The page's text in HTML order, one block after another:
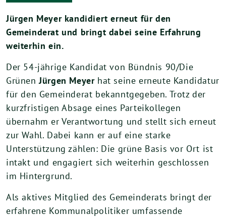
Jürgen Meyer kandidiert erneut für den
Gemeinderat und bringt dabei seine Erfahrung
weiterhin ein.
Der 54-jährige Kandidat von Bündnis 90/Die
GrünenJürgen Meyer hat seine erneute Kandidatur
für den Gemeinderat bekanntgegeben. Trotz der
kurzfristigen Absage eines Parteikollegen
übernahm er Verantwortung und stellt sich erneut
zur Wahl. Dabei kann er auf eine starke
Unterstützung zählen: Die grüne Basis vor Ort ist
intakt und engagiert sich weiterhin geschlossen
im Hintergrund.
Als aktives Mitglied des Gemeinderats bringt der
erfahrene Kommunalpolitiker umfassende